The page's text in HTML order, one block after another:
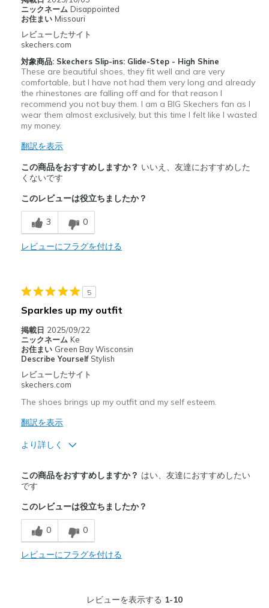
ニックネーム Disappointed
お住まい Missouri
レビューしたサイト
skechers.com
対象商品: Skechers Slip-ins: Glide-Step - High Shine
These are beautiful shoes, they fit well and are very
comfortable, but I have not had them very long and already
the rhinestones are falling off and for that reason I
recommend you not buy them. I am a BIG Skechers fan as I
wear them almost exclusively, but this time I felt like I wasted
my money.
翻訳を表示
この商品をおすすめしますか？ いいえ、友達におすすめした
くないです
このレビューは役立ちましたか？
3 0
レビューにフラグを付ける
5
Sparkles up my outfit
掲載日 2025/09/22
ニックネーム Ke
お住まい Green Bay Wisconsin
Describe Yourself Stylish
レビューしたサイト
skechers.com
The shoes brings up my outfit and my self esteem.
翻訳を表示
より詳しく
Attractive Design
Comfortable
Durable
Stylish
この商品をおすすめしますか？ はい、友達におすすめしたい
です
このレビューは役立ちましたか？
0 0
レビューにフラグを付ける
レビューを表示する 1-10